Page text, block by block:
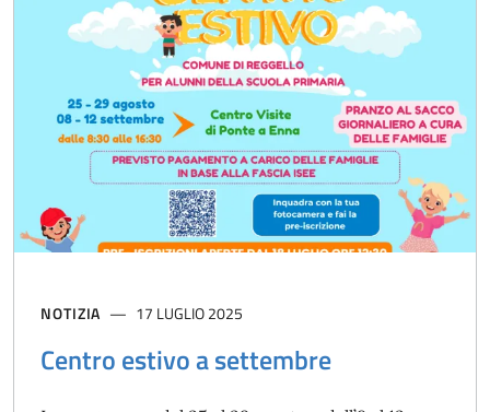
NOTIZIA 17 LUGLIO 2025
Centro estivo a settembre